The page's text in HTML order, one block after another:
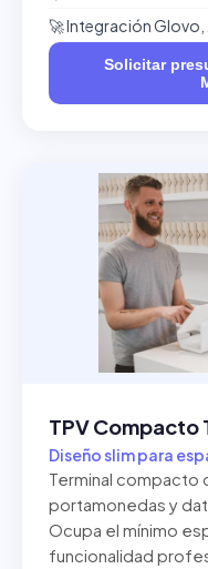
🚀 Integración Glovo,
Solicitar
TPV Compacto
Diseño slim para
Terminal compacto
portamonedas y
Ocupa el mínimo
funcionalidad